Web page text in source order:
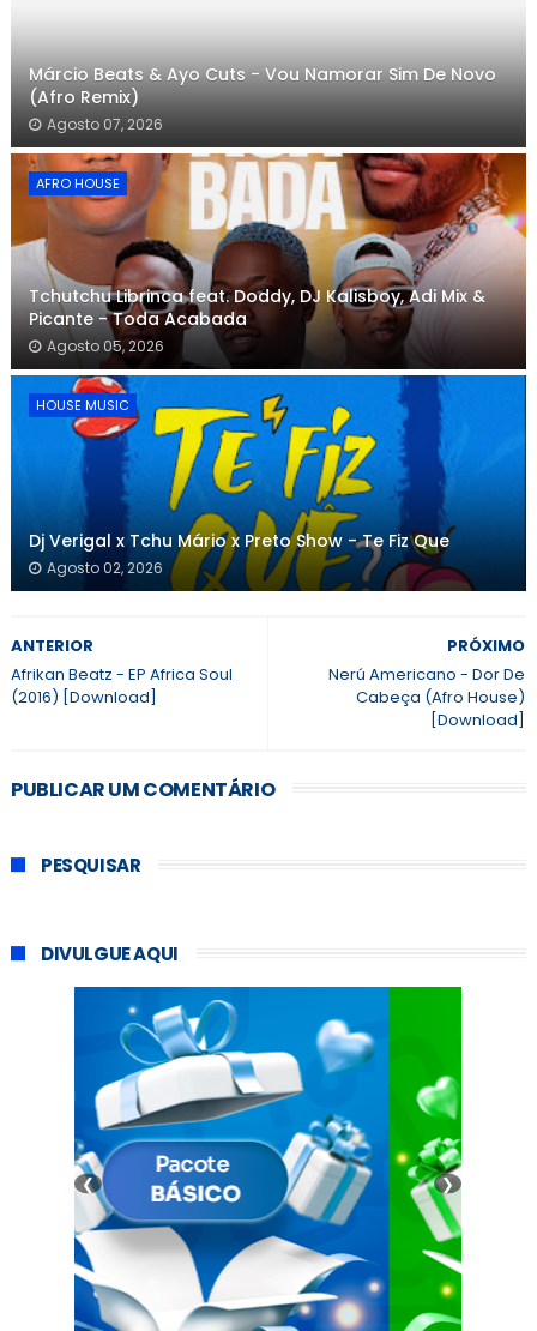
Márcio Beats & Ayo Cuts - Vou Namorar Sim De Novo
(Afro Remix)
Agosto 07, 2026
AFRO HOUSE
Tchutchu Librinca feat. Doddy, DJ Kalisboy, Adi Mix &
Picante - Toda Acabada
Agosto 05, 2026
HOUSE MUSIC
Dj Verigal x Tchu Mário x Preto Show - Te Fiz Que
Agosto 02, 2026
PRÓXIMO
Nerú Americano - Dor De
Cabeça (Afro House)
[Download]
ANTERIOR
Afrikan Beatz - EP Africa Soul
(2016) [Download]
PUBLICAR UM COMENTÁRIO
PESQUISAR
DIVULGUE AQUI
❮ ❯